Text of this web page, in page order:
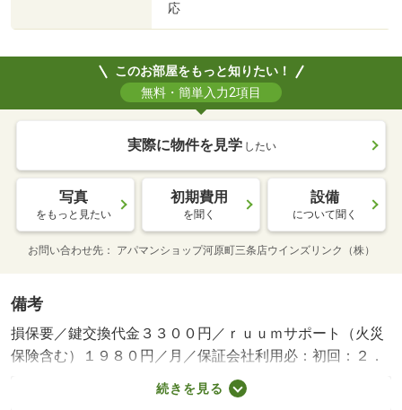
応
このお部屋をもっと知りたい！
無料・簡単入力2項目
実際に物件を見学 したい
写真
をもっと見たい
初期費用
を聞く
設備
について聞く
お問い合わせ先 アパマンショップ河原町三条店ウインズリンク（株）
備考
損保要／鍵交換代金３３００円／ｒｕｕｍサポート（火災
保険含む）１９８０円／月／保証会社利用必：初回：２．
２万円、月額：保証料として月額賃料等の２．２％（ハウ
スクリーニング代退去時支払いの場合、月額保証料は総賃
続きを見る